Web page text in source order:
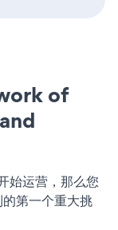
of
始运营，那么您
第一个重大挑